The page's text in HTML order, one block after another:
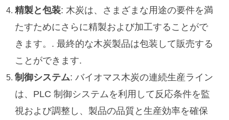
精製と包装: 木炭は、さまざまな用途の要件を満
たすためにさらに精製および加工することがで
きます。. 最終的な木炭製品は包装して販売する
ことができます.
制御システム: バイオマス木炭の連続生産ライン
は、PLC 制御システムを利用して反応条件を監
視および調整し、製品の品質と生産効率を確保